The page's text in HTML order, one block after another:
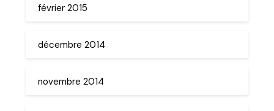
février 2015
décembre 2014
novembre 2014